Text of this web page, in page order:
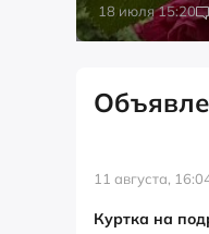
18 июля 15:20
11 августа,
Куртка на